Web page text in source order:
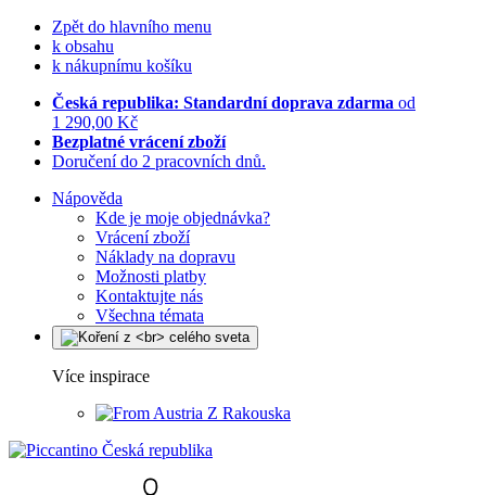
Zpět do hlavního menu
k obsahu
k nákupnímu košíku
Česká republika: Standardní doprava zdarma od
1 290,00 Kč
Bezplatné vrácení zboží
Doručení do 2 pracovních dnů.
Nápověda
Kde je moje objednávka?
Vrácení zboží
Náklady na dopravu
Možnosti platby
Kontaktujte nás
Všechna témata
Více inspirace
Z Rakouska